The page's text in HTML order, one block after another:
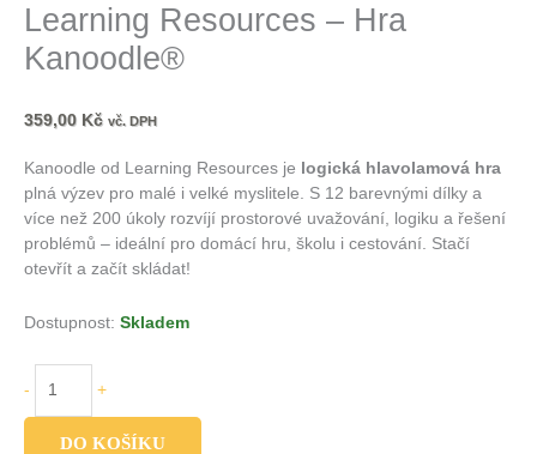
Learning Resources – Hra
Kanoodle®
359,00 Kč vč. DPH
Kanoodle od Learning Resources je logická hlavolamová hra
plná výzev pro malé i velké myslitele. S 12 barevnými dílky a
více než 200 úkoly rozvíjí prostorové uvažování, logiku a řešení
problémů – ideální pro domácí hru, školu i cestování. Stačí
otevřít a začít skládat!
Dostupnost: Skladem
- +
DO KOŠÍKU